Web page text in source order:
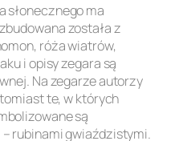
słonecznego ma
została z
róża wiatrów,
i opisy zegara są
Na zegarze autorzy
te, w których
są
rubinami gwiaździstymi.